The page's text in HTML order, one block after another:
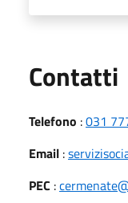
Contatti
Telefono :031
Email :
PEC :